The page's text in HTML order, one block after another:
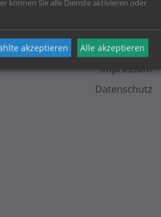
KONTAKT
Impressum
Datenschutz
können Sie alle Dienste aktivieren oder
akzeptieren Alle akzeptieren